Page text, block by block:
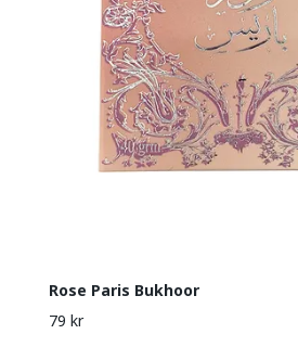
Rose Paris Bukhoor
79 kr